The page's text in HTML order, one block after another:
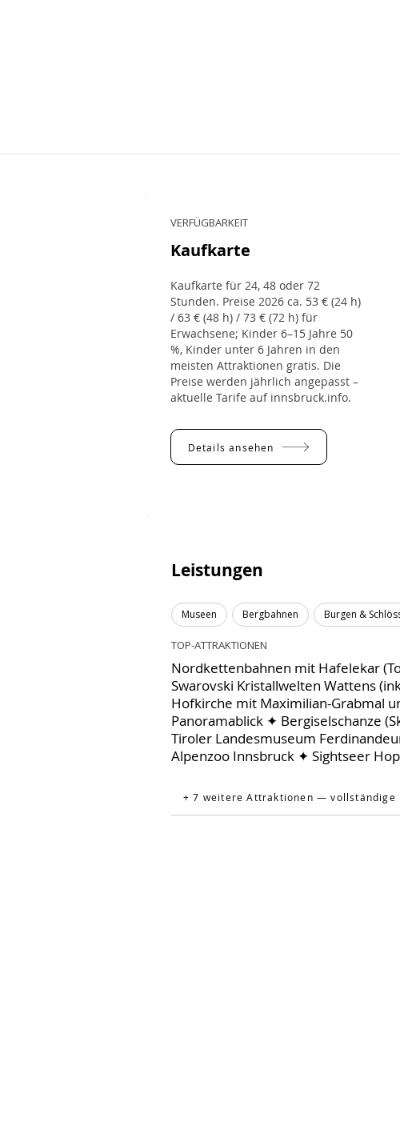
VERFÜGBARKEIT
Kaufkarte
Kaufkarte für 24, 48 oder 72
Stunden. Preise 2026 ca. 53 € (24 h)
/ 63 € (48 h) / 73 € (72 h) für
Erwachsene; Kinder 6–15 Jahre 50
%, Kinder unter 6 Jahren in den
meisten Attraktionen gratis. Die
Preise werden jährlich angepasst –
aktuelle Tarife auf innsbruck.info.
Details ansehen
Leistungen
Museen Bergbahnen Burgen &
TOP-ATTRAKTIONEN
Nordkettenbahnen mit Hafelekar
Swarovski Kristallwelten Wattens
Hofkirche mit Maximilian-Grabmal
Panoramablick ✦ Bergiselschanze
Tiroler Landesmuseum
Alpenzoo Innsbruck ✦ Sightseer
+ 7 weitere Attraktionen —